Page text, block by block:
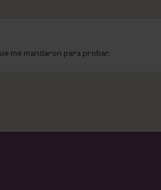
me mandaron para probar.